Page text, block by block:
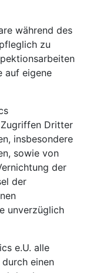
während des
zu
auf eigene
Dritter
insbesondere
sowie von
der
der
unverzüglich
e.U. alle
einen